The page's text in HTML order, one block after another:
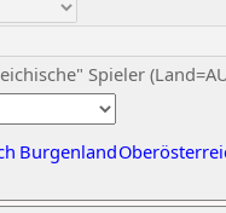
Spieler
Burgenland